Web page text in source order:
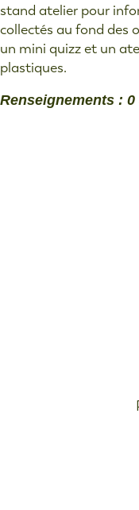
stand atelier pour
collectés au fond des
un mini quizz et un
plastiques.
Renseignements : 0